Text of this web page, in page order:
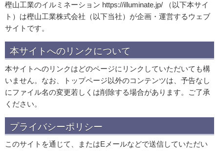
樫山工業のイルミネーション https://illuminate.jp/ （以下本サイ
ト）は樫山工業株式会社（以下当社）が企画・運営するウェブ
サイトです。
本サイトへのリンクについて
本サイトへのリンクはどのページにリンクしていただいても構
いません。なお、トップページ以外のコンテンツは、予告なし
にファイル名の変更若しくは削除する場合があります。ご了承
ください。
プライバシーポリシー
このサイトを通じて、またはEメールなどで送信していただい